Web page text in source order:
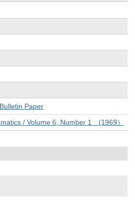
Paper
/ Volume 6, Number 1 (1969）